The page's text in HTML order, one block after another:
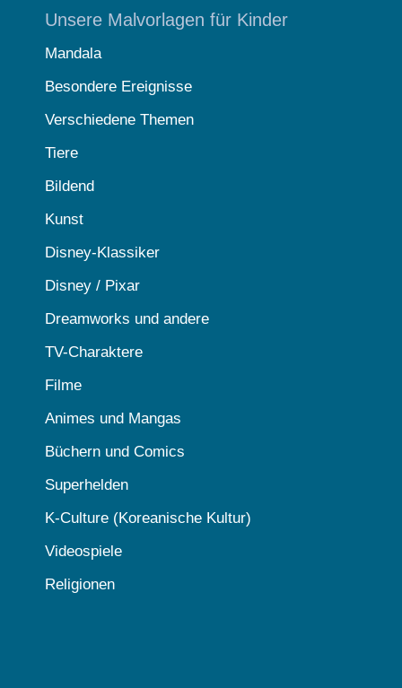
Unsere Malvorlagen für Kinder
Mandala
Besondere Ereignisse
Verschiedene Themen
Tiere
Bildend
Kunst
Disney-Klassiker
Disney / Pixar
Dreamworks und andere
TV-Charaktere
Filme
Animes und Mangas
Büchern und Comics
Superhelden
K-Culture (Koreanische Kultur)
Videospiele
Religionen